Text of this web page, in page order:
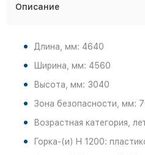
Описание
Длина, мм: 4640
Ширина, мм: 4560
Высота, мм: 3040
Зона безопасности, мм:
Возрастная категория,
Горка-(и) H 1200: